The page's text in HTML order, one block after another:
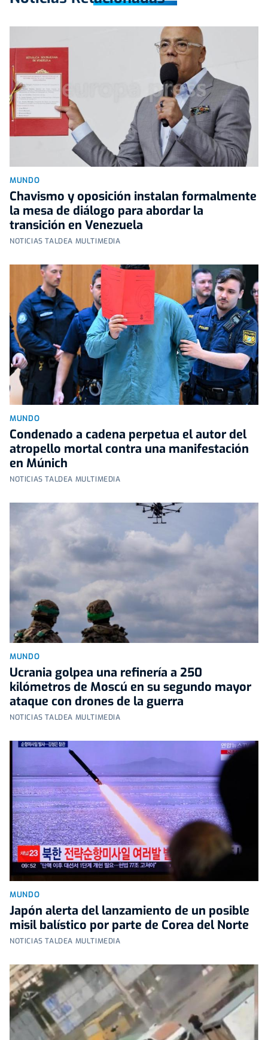
MUNDO
Chavismo y oposición instalan formalmente
la mesa de diálogo para abordar la
transición en Venezuela
NOTICIAS TALDEA MULTIMEDIA
MUNDO
Condenado a cadena perpetua el autor del
atropello mortal contra una manifestación
en Múnich
NOTICIAS TALDEA MULTIMEDIA
MUNDO
Ucrania golpea una refinería a 250
kilómetros de Moscú en su segundo mayor
ataque con drones de la guerra
NOTICIAS TALDEA MULTIMEDIA
MUNDO
Japón alerta del lanzamiento de un posible
misil balístico por parte de Corea del Norte
NOTICIAS TALDEA MULTIMEDIA